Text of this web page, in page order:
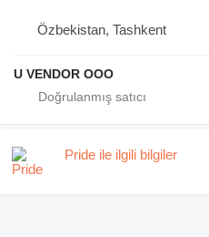
Özbekistan, Tashkent
U VENDOR OOO
Pride ile ilgili bilgiler